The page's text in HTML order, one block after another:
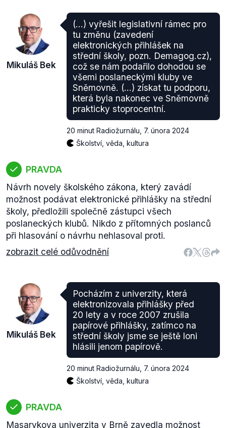
Mikuláš Bek
(...) vyřešit legislativní rámec pro
tu změnu (zavedení
elektronických přihlášek na
střední školy, pozn. Demagog.cz),
což se nám podařilo dohodou se
všemi poslaneckými kluby ve
Sněmovně. (...) získat tu podporu,
která byla nakonec ve Sněmovně
prakticky stoprocentní.
20 minut Radiožurnálu 7. února 2024
Školství, věda, kultura
PRAVDA
Návrh novely školského zákona, který zavádí
možnost podávat elektronické přihlášky na střední
školy, předložili společně zástupci všech
poslaneckých klubů. Nikdo z přítomných poslanců
při hlasování o návrhu nehlasoval proti.
zobrazit celé odůvodnění
Mikuláš Bek
Pocházím z univerzity, která
elektronizovala přihlášky před
20 lety a v roce 2007 zrušila
papírové přihlášky, zatímco na
střední školy jsme se ještě loni
hlásili jenom papírově.
20 minut Radiožurnálu 7. února 2024
Školství, věda, kultura
PRAVDA
Masarykova univerzita v Brně zavedla možnost